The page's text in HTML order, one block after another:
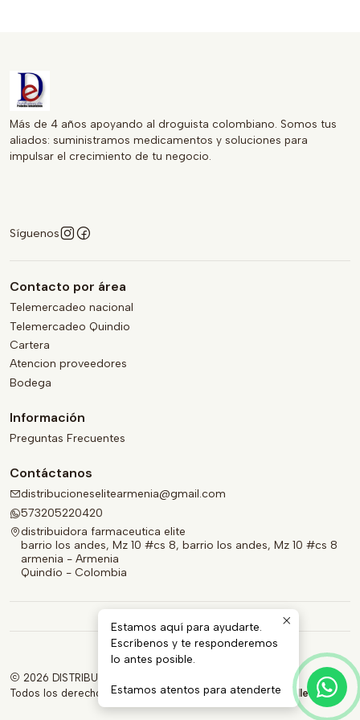
Más de 4 años apoyando al droguista colombiano. Somos tus
aliados: suministramos medicamentos y soluciones para
impulsar el crecimiento de tu negocio.
Síguenos
Contacto por área
Telemercadeo nacional
Telemercadeo Quindio
Cartera
Atencion proveedores
Bodega
Información
Preguntas Frecuentes
Contáctanos
distribucioneselitearmenia@gmail.com
573205220420
distribuidora farmaceutica elite
barrio los andes, Mz 10 #cs 8, barrio los andes, Mz 10 #cs 8
armenia - Armenia
Quindío - Colombia
2026 DISTRIBUIDORA FARMACÉUTICA ELITE.
Todos los derechos reservados.Desarrollado por Jumpseller
Estamos aquí para ayudarte.
Escríbenos y te responderemos
lo antes posible.
Estamos atentos para atenderte